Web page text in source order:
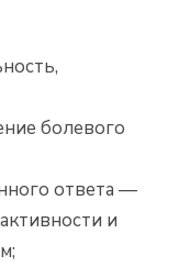
болевого
ответа —
и